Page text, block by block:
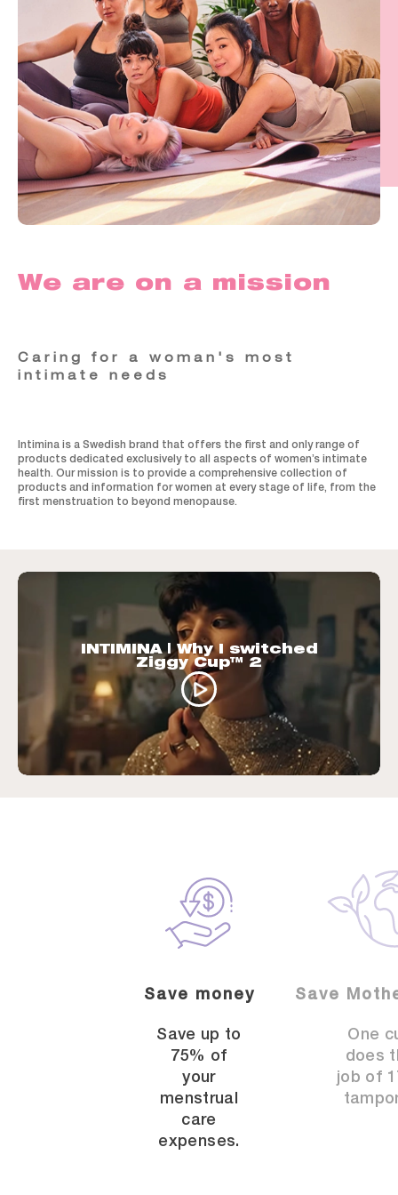
We are on a mission
Caring for a woman's most
intimate needs
Intimina is a Swedish brand that offers the first and only range of
products dedicated exclusively to all aspects of women’s intimate
health. Our mission is to provide a comprehensive collection of
products and information for women at every stage of life, from the
first menstruation to beyond menopause.
INTIMINA | Why I switched
Ziggy Cup™ 2
Save money
Save up to
75% of
your
menstrual
care
expenses.
Save
One
does
job of